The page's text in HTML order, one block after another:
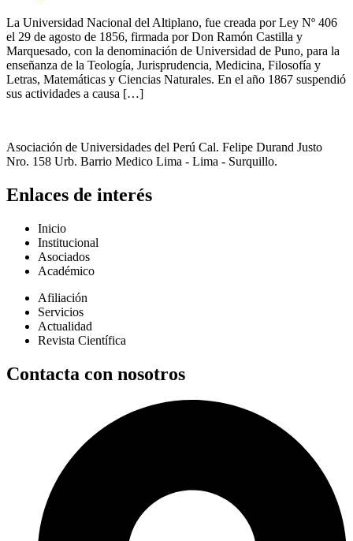
La Universidad Nacional del Altiplano, fue creada por Ley Nº 406
el 29 de agosto de 1856, firmada por Don Ramón Castilla y
Marquesado, con la denominación de Universidad de Puno, para la
enseñanza de la Teología, Jurisprudencia, Medicina, Filosofía y
Letras, Matemáticas y Ciencias Naturales. En el año 1867 suspendió
sus actividades a causa […]
Asociación de Universidades del Perú Cal. Felipe Durand Justo
Nro. 158 Urb. Barrio Medico Lima - Lima - Surquillo.
Enlaces de interés
Inicio
Institucional
Asociados
Académico
Afiliación
Servicios
Actualidad
Revista Científica
Contacta con nosotros